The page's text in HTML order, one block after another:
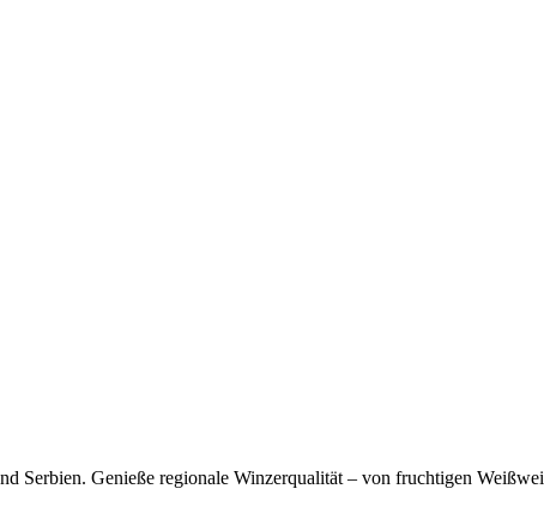
Serbien. Genieße regionale Winzerqualität – von fruchtigen